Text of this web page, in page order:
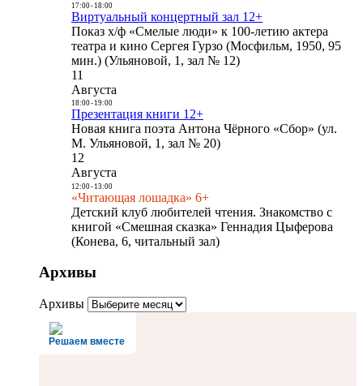
17:00- 18:00
Виртуальный концертный зал 12+
Показ х/ф «Смелые люди» к 100-летию актера
театра и кино Сергея Гурзо (Мосфильм, 1950, 95
мин.) (Ульяновой, 1, зал № 12)
11
Августа
18:00- 19:00
Презентация книги 12+
Новая книга поэта Антона Чёрного «Сбор» (ул.
М. Ульяновой, 1, зал № 20)
12
Августа
12:00- 13:00
«Читающая лошадка» 6+
Детский клуб любителей чтения. Знакомство с
книгой «Смешная сказка» Геннадия Цыферова
(Конева, 6, читальный зал)
Архивы
Архивы
Решаем вместе